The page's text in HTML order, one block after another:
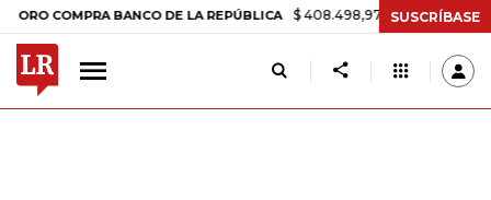
BANCO DE LA REPÚBLICA $ 408.498,97 +$ 8.753,81 +2,19%
SUSCRÍBASE